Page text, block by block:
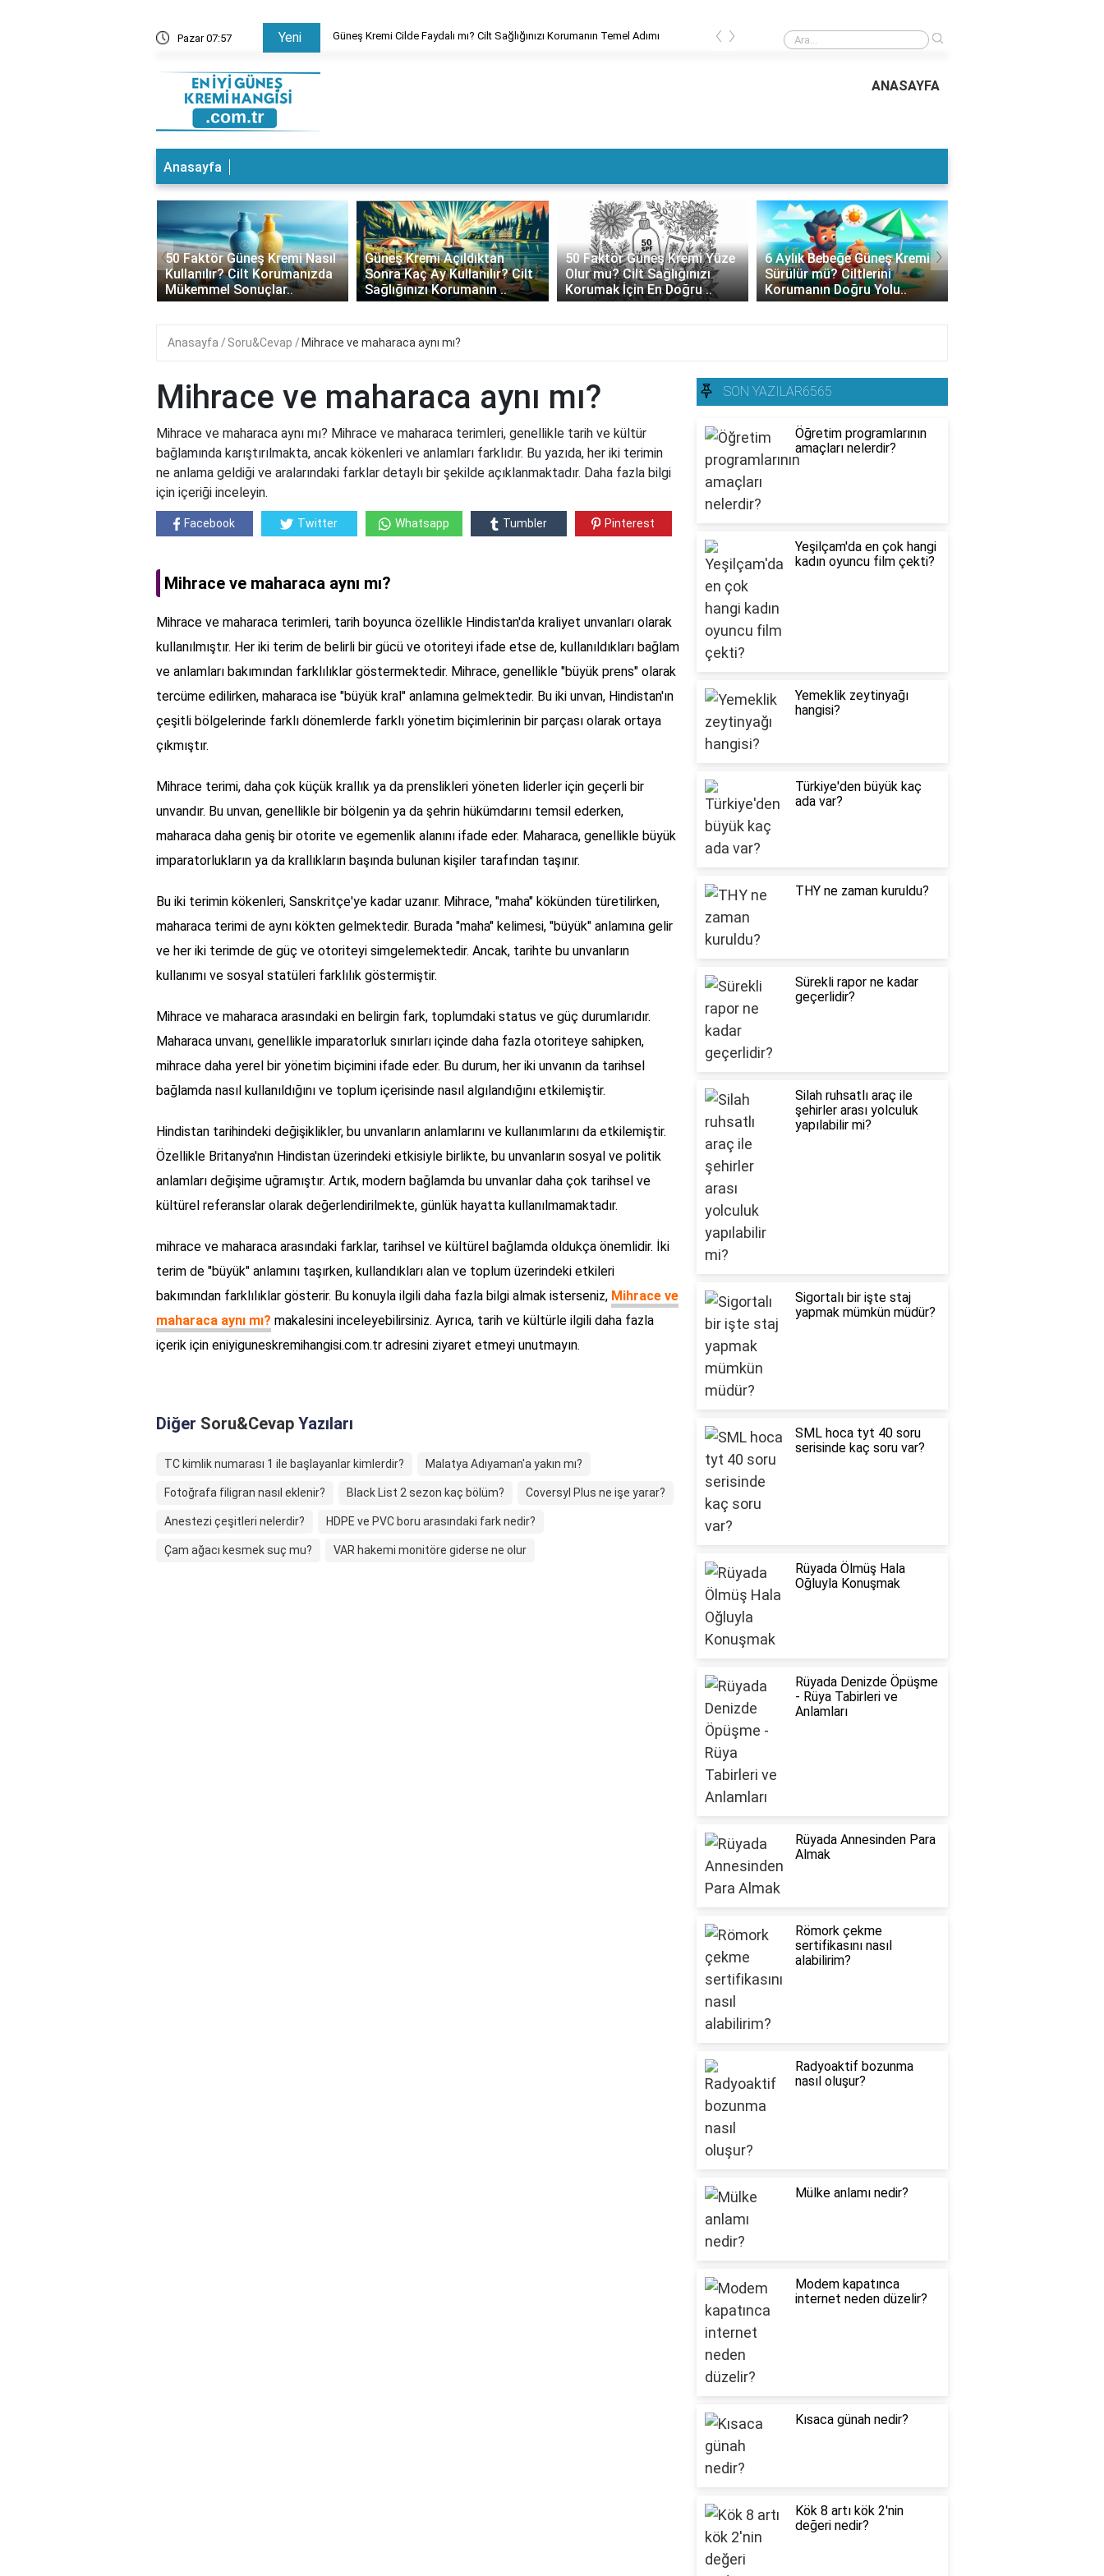
Pazar 07:57 Yeni
Ne Sürülür? Cilt Bakımında Doğru Bilgiler Güneş Kremi Cilde Faydalı mı? Cilt Sağlığınızı Korumanın Temel Adımı
Güneş Kremi Buzdolabına Konur mu? Cilt Sağlığınızı Korumak İçin Doğru
Yöntemleri..
‹ ›
ANASAYFA
Anasayfa
50 Faktör Güneş Kremi Nasıl
Kullanılır? Cilt Korumanızda
Mükemmel Sonuçlar..
Güneş Kremi Açıldıktan
Sonra Kaç Ay Kullanılır? Cilt
Sağlığınızı Korumanın ..
50 Faktör Güneş Kremi Yüze
Olur mu? Cilt Sağlığınızı
Korumak İçin En Doğru ..
6 Aylık Bebeğe Güneş Kremi
Sürülür mü? Ciltlerini
Korumanın Doğru Yolu..
‹ ›
Anasayfa Soru&Cevap Mihrace ve maharaca aynı mı?
Mihrace ve maharaca aynı mı?
Mihrace ve maharaca aynı mı? Mihrace ve maharaca terimleri, genellikle tarih ve kültür
bağlamında karıştırılmakta, ancak kökenleri ve anlamları farklıdır. Bu yazıda, her iki terimin
ne anlama geldiği ve aralarındaki farklar detaylı bir şekilde açıklanmaktadır. Daha fazla bilgi
için içeriği inceleyin.
Facebook Twitter Whatsapp Tumbler Pinterest
Mihrace ve maharaca aynı mı?
Mihrace ve maharaca terimleri, tarih boyunca özellikle Hindistan'da kraliyet unvanları olarak
kullanılmıştır. Her iki terim de belirli bir gücü ve otoriteyi ifade etse de, kullanıldıkları bağlam
ve anlamları bakımından farklılıklar göstermektedir. Mihrace, genellikle "büyük prens" olarak
tercüme edilirken, maharaca ise "büyük kral" anlamına gelmektedir. Bu iki unvan, Hindistan'ın
çeşitli bölgelerinde farklı dönemlerde farklı yönetim biçimlerinin bir parçası olarak ortaya
çıkmıştır.
Mihrace terimi, daha çok küçük krallık ya da prenslikleri yöneten liderler için geçerli bir
unvandır. Bu unvan, genellikle bir bölgenin ya da şehrin hükümdarını temsil ederken,
maharaca daha geniş bir otorite ve egemenlik alanını ifade eder. Maharaca, genellikle büyük
imparatorlukların ya da krallıkların başında bulunan kişiler tarafından taşınır.
Bu iki terimin kökenleri, Sanskritçe'ye kadar uzanır. Mihrace, "maha" kökünden türetilirken,
maharaca terimi de aynı kökten gelmektedir. Burada "maha" kelimesi, "büyük" anlamına gelir
ve her iki terimde de güç ve otoriteyi simgelemektedir. Ancak, tarihte bu unvanların
kullanımı ve sosyal statüleri farklılık göstermiştir.
Mihrace ve maharaca arasındaki en belirgin fark, toplumdaki status ve güç durumlarıdır.
Maharaca unvanı, genellikle imparatorluk sınırları içinde daha fazla otoriteye sahipken,
mihrace daha yerel bir yönetim biçimini ifade eder. Bu durum, her iki unvanın da tarihsel
bağlamda nasıl kullanıldığını ve toplum içerisinde nasıl algılandığını etkilemiştir.
Hindistan tarihindeki değişiklikler, bu unvanların anlamlarını ve kullanımlarını da etkilemiştir.
Özellikle Britanya'nın Hindistan üzerindeki etkisiyle birlikte, bu unvanların sosyal ve politik
anlamları değişime uğramıştır. Artık, modern bağlamda bu unvanlar daha çok tarihsel ve
kültürel referanslar olarak değerlendirilmekte, günlük hayatta kullanılmamaktadır.
mihrace ve maharaca arasındaki farklar, tarihsel ve kültürel bağlamda oldukça önemlidir. İki
terim de "büyük" anlamını taşırken, kullandıkları alan ve toplum üzerindeki etkileri
bakımından farklılıklar gösterir. Bu konuyla ilgili daha fazla bilgi almak isterseniz, Mihrace ve
maharaca aynı mı? makalesini inceleyebilirsiniz. Ayrıca, tarih ve kültürle ilgili daha fazla
içerik için eniyiguneskremihangisi.com.tr adresini ziyaret etmeyi unutmayın.
Diğer Soru&Cevap Yazıları
TC kimlik numarası 1 ile başlayanlar kimlerdir? Malatya Adıyaman'a yakın mı?
Fotoğrafa filigran nasıl eklenir? Black List 2 sezon kaç bölüm? Coversyl Plus ne işe yarar?
Anestezi çeşitleri nelerdir? HDPE ve PVC boru arasındaki fark nedir?
Çam ağacı kesmek suç mu? VAR hakemi monitöre giderse ne olur
SON YAZILAR6565
Öğretim programlarının
amaçları nelerdir?
Yeşilçam'da en çok hangi
kadın oyuncu film çekti?
Yemeklik zeytinyağı
hangisi?
Türkiye'den büyük kaç
ada var?
THY ne zaman kuruldu?
Sürekli rapor ne kadar
geçerlidir?
Silah ruhsatlı araç ile
şehirler arası yolculuk
yapılabilir mi?
Sigortalı bir işte staj
yapmak mümkün müdür?
SML hoca tyt 40 soru
serisinde kaç soru var?
Rüyada Ölmüş Hala
Oğluyla Konuşmak
Rüyada Denizde Öpüşme
- Rüya Tabirleri ve
Anlamları
Rüyada Annesinden Para
Almak
Römork çekme
sertifikasını nasıl
alabilirim?
Radyoaktif bozunma
nasıl oluşur?
Mülke anlamı nedir?
Modem kapatınca
internet neden düzelir?
Kısaca günah nedir?
Kök 8 artı kök 2'nin
değeri nedir?